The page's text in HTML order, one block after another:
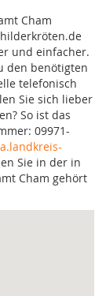
Cham
und einfacher.
den benötigten
telefonisch
Sie sich lieber
So ist das
09971-
Sie in der in
Cham gehört